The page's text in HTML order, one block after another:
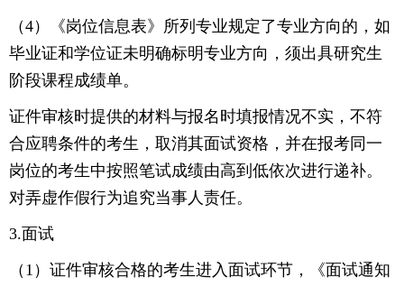
（4）《岗位信息表》所列专业规定了专业方向的，如
毕业证和学位证未明确标明专业方向，须出具研究生
阶段课程成绩单。
证件审核时提供的材料与报名时填报情况不实，不符
合应聘条件的考生，取消其面试资格，并在报考同一
岗位的考生中按照笔试成绩由高到低依次进行递补。
对弄虚作假行为追究当事人责任。
3.面试
（1）证件审核合格的考生进入面试环节，《面试通知